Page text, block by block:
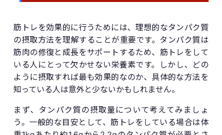
筋トレを効果的に行うためには、理想的なタンパク質
の摂取方法を理解することが重要です。タンパク質は
筋肉の修復と成長をサポートするため、筋トレをして
いる人にとって欠かせない栄養素です。しかし、どの
ように摂取すれば最も効果的なのか、具体的な方法を
知っている人は意外と少ないかもしれません。
まず、タンパク質の摂取量について考えてみましょ
う。一般的な目安として、筋トレをしている場合は体